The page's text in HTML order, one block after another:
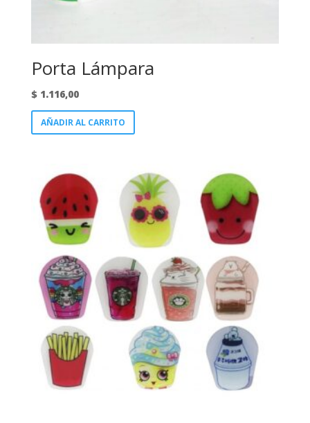
Porta Lámpara
$1.116,00
AÑADIR AL CARRITO